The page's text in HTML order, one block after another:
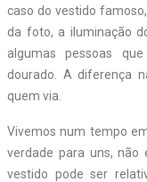
caso do vestido
da foto, a iluminação
algumas pessoas
dourado. A diferença
quem via.
Vivemos num tempo
verdade para uns,
vestido pode ser